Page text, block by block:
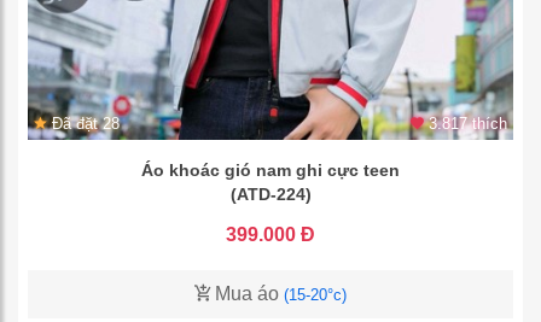
Đã đặt 28 3.817 thích
Áo khoác gió nam ghi cực teen
(ATD-224)
399.000 Đ
Mua áo (15-20°c)